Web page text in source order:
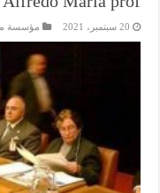
20 سبتمبر، 2021 مؤسسة